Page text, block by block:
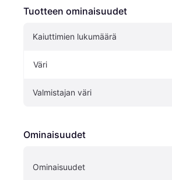
Tuotteen ominaisuudet
Kaiuttimien lukumäärä
Väri
Valmistajan väri
Ominaisuudet
Ominaisuudet